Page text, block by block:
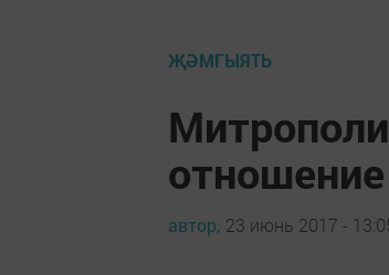
ҖӘМГЫЯТЬ
автор, 23 июнь 2017 -